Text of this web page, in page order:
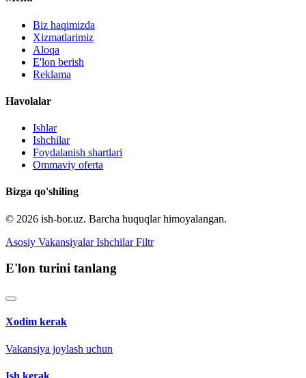
Biz haqimizda
Xizmatlarimiz
Aloqa
E'lon berish
Reklama
Havolalar
Ishlar
Ishchilar
Foydalanish shartlari
Ommaviy oferta
Bizga qo'shiling
© 2026 ish-bor.uz. Barcha huquqlar himoyalangan.
Asosiy Vakansiyalar Ishchilar Filtr
E'lon turini tanlang
Xodim kerak
Vakansiya joylash uchun
Ish kerak